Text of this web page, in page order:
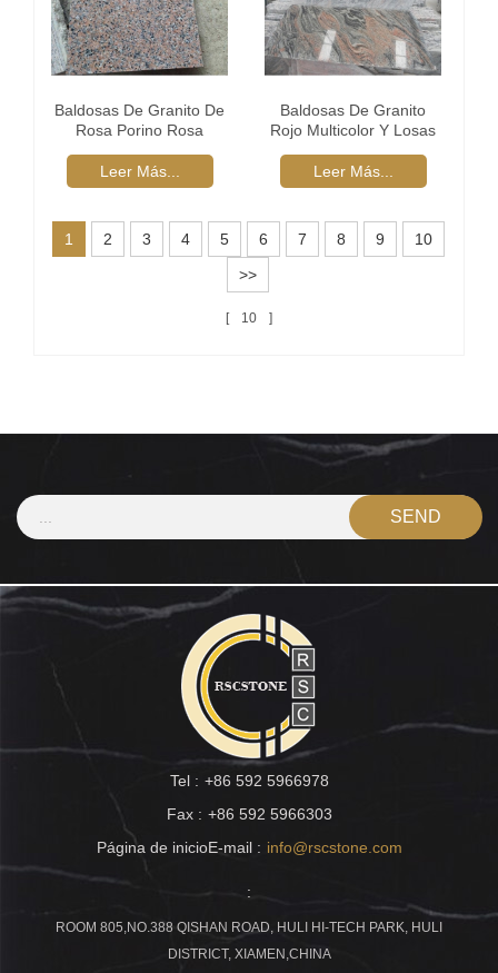
Baldosas De Granito De
Rosa Porino Rosa
Leer Más...
Baldosas De Granito
Rojo Multicolor Y Losas
Leer Más...
1 2 3 4 5 6 7 8 9
10
>>
10
Tel : +86 592 5966978
Fax : +86 592 5966303
Página de inicioE-mail : info@rscstone.com
:
ROOM 805,NO.388 QISHAN ROAD, HULI HI-TECH PARK, HULI
DISTRICT, XIAMEN,CHINA